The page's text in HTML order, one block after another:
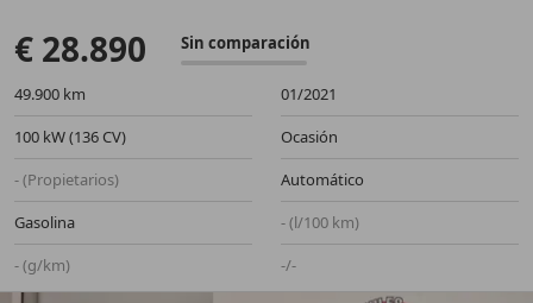
€ 28.890 Sin comparación
49.900 km
01/2021
100 kW (136 CV)
Ocasión
- (Propietarios)
Automático
Gasolina
- (l/100 km)
- (g/km)
-/-